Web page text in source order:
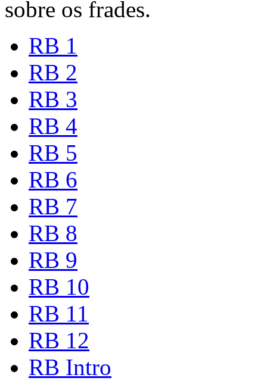
sobre os frades.
RB 1
RB 2
RB 3
RB 4
RB 5
RB 6
RB 7
RB 8
RB 9
RB 10
RB 11
RB 12
RB Intro